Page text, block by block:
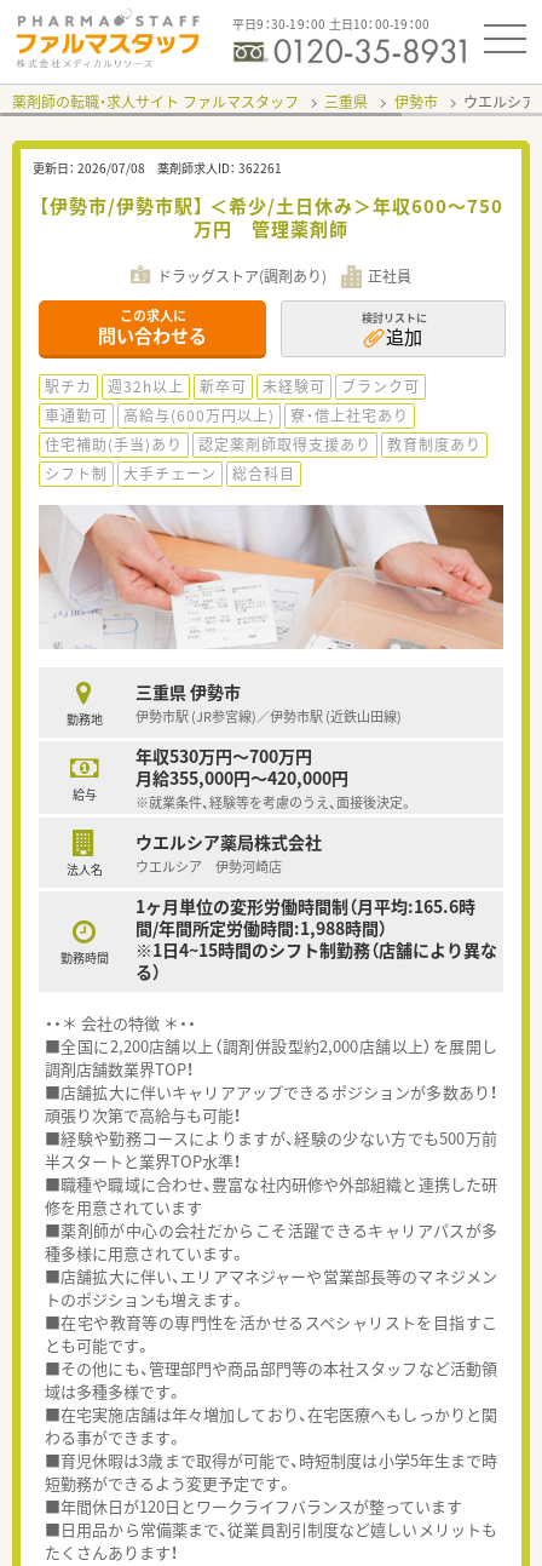
平日9：30-19：00 土日10：00-19：00
薬剤師の転職・求人サイト ファルマスタッフ 三重県 伊勢市 ウエルシ
更新日： 2026/07/08 薬剤師求人ID： 362261
【伊勢市/伊勢市駅】 ＜希少/土日休み＞年収600～750
万円 管理薬剤師
ドラッグストア(調剤あり) 正社員
この求人に
問い合わせる
検討リストに
追加
駅チカ 週32h以上 新卒可 未経験可
ブランク可
車通勤可
高給与(600万円以上)
寮・借上社宅あり
住宅補助(手当)あり
認定薬剤師取得支援あり
教育制度あり
シフト制
大手チェーン 総合科目
勤務地
三重県 伊勢市
伊勢市駅 (JR参宮線)／伊勢市駅 (近鉄山田線)
給与
年収530万円～700万円
月給355,000円～420,000円
※就業条件、経験等を考慮のうえ、面接後決定。
法人名
ウエルシア薬局株式会社
ウエルシア 伊勢河崎店
勤務時間
1ヶ月単位の変形労働時間制（月平均:165.6時
間/年間所定労働時間:1,988時間）
※1日4~15時間のシフト制勤務（店舗により異な
る）
・・＊ 会社の特徴 ＊・・
■全国に2,200店舗以上（調剤併設型約2,000店舗以上）を展開し
調剤店舗数業界TOP！
■店舗拡大に伴いキャリアアップできるポジションが多数あり！
頑張り次第で高給与も可能！
■経験や勤務コースによりますが、経験の少ない方でも500万前
半スタートと業界TOP水準！
■職種や職域に合わせ、豊富な社内研修や外部組織と連携した研
修を用意されています
■薬剤師が中心の会社だからこそ活躍できるキャリアパスが多
種多様に用意されています。
■店舗拡大に伴い、エリアマネジャーや営業部長等のマネジメン
トのポジションも増えます。
■在宅や教育等の専門性を活かせるスペシャリストを目指すこ
とも可能です。
■その他にも、管理部門や商品部門等の本社スタッフなど活動領
域は多種多様です。
■在宅実施店舗は年々増加しており、在宅医療へもしっかりと関
わる事ができます。
■育児休暇は3歳まで取得が可能で、時短制度は小学5年生まで時
短勤務ができるよう変更予定です。
■年間休日が120日とワークライフバランスが整っています
■日用品から常備薬まで、従業員割引制度など嬉しいメリットも
たくさんあります！